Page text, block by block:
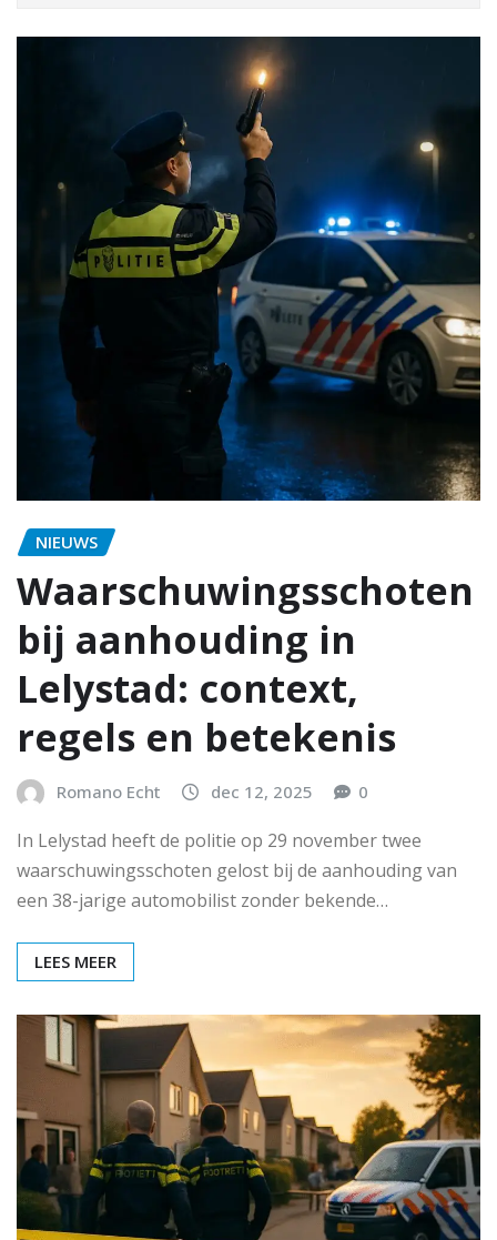
NIEUWS
Waarschuwingsschoten
bij aanhouding in
Lelystad: context,
regels en betekenis
Romano Echt dec 12, 2025 0
In Lelystad heeft de politie op 29 november twee
waarschuwingsschoten gelost bij de aanhouding van
een 38-jarige automobilist zonder bekende…
LEES MEER